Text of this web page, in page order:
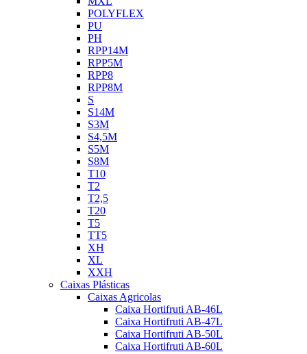
POLYFLEX
PU
PH
RPP14M
RPP5M
RPP8
RPP8M
S
S14M
S3M
S4,5M
S5M
S8M
T10
T2
T2,5
T20
T5
TT5
XH
XL
XXH
Caixas Plásticas
Caixas Agricolas
Caixa Hortifruti AB-46L
Caixa Hortifruti AB-47L
Caixa Hortifruti AB-50L
Caixa Hortifruti AB-60L